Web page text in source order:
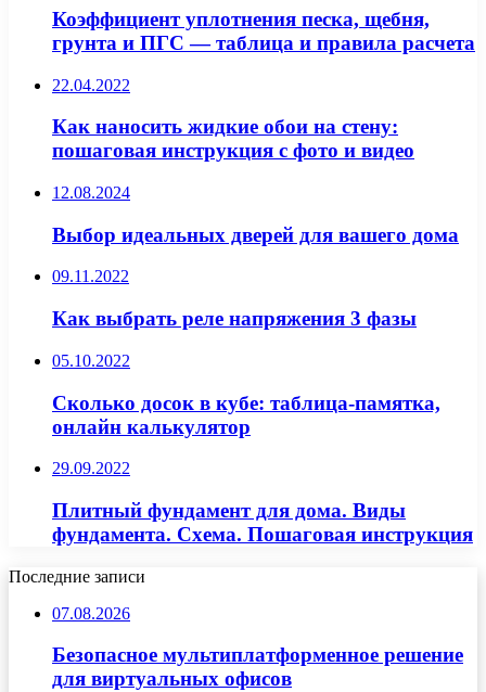
Коэффициент уплотнения песка, щебня,
грунта и ПГС — таблица и правила расчета
22.04.2022
Как наносить жидкие обои на стену:
пошаговая инструкция с фото и видео
12.08.2024
Выбор идеальных дверей для вашего дома
09.11.2022
Как выбрать реле напряжения 3 фазы
05.10.2022
Сколько досок в кубе: таблица-памятка,
онлайн калькулятор
29.09.2022
Плитный фундамент для дома. Виды
фундамента. Схема. Пошаговая инструкция
Последние записи
07.08.2026
Безопасное мультиплатформенное решение
для виртуальных офисов